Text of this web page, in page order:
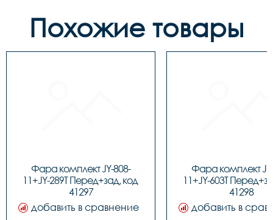
Похожие товары
Фара комплект JY-808-
11+JY-289T Перед+зад, код
41297
добавить в сравнение
Фара комплект
11+JY-603T
41298
добавить в